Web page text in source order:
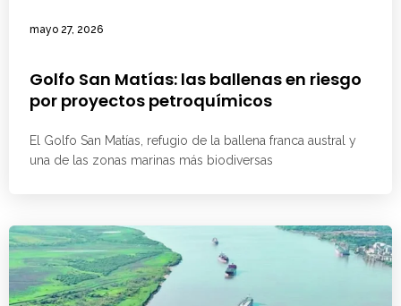
mayo 27, 2026
Golfo San Matías: las ballenas en riesgo
por proyectos petroquímicos
El Golfo San Matías, refugio de la ballena franca austral y
una de las zonas marinas más biodiversas